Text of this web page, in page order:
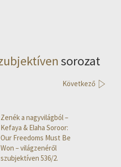
sorozat
Következő
Zenék a nagyvilágból –
Kefaya & Elaha Soroor:
Our Freedoms Must Be
Won – világzenéről
szubjektíven 536/2.